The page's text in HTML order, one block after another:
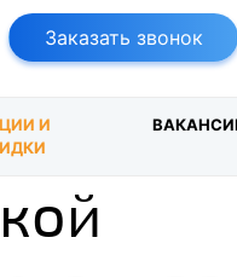
бот
Вайбер
Заказать звонок
И